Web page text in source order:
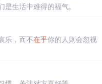
是生活中难得的福气。
乐，而不在乎你的人则会忽视